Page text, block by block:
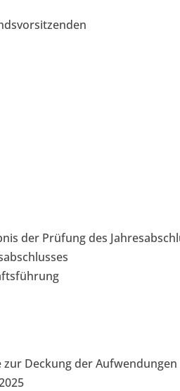
der Prüfung des
zur Deckung der